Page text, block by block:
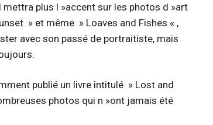
mettra plus l »accent sur les photos d »art
» et même » Loaves and Fishes « ,
avec son passé de portraitiste, mais
publié un livre intitulé » Lost and
photos qui n »ont jamais été